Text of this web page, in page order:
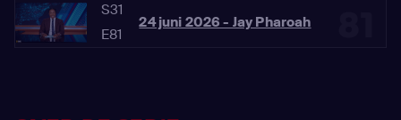
S31
E81
24 juni 2026 - Jay Pharoah